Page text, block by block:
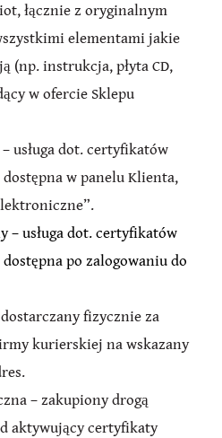
łącznie z oryginalnym
elementami jakie
(np. instrukcja, płyta CD,
w ofercie Sklepu
usługa dot. certyfikatów
w panelu Klienta,
– usługa dot. certyfikatów
po zalogowaniu do
fizycznie za
kurierskiej na wskazany
– zakupiony drogą
aktywujący certyfikaty